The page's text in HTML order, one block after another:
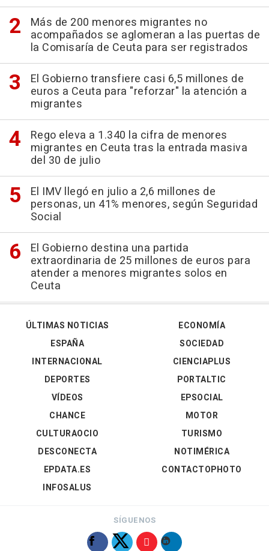
Más de 200 menores migrantes no
acompañados se aglomeran a las puertas de
la Comisaría de Ceuta para ser registrados
El Gobierno transfiere casi 6,5 millones de
euros a Ceuta para "reforzar" la atención a
migrantes
Rego eleva a 1.340 la cifra de menores
migrantes en Ceuta tras la entrada masiva
del 30 de julio
El IMV llegó en julio a 2,6 millones de
personas, un 41% menores, según Seguridad
Social
El Gobierno destina una partida
extraordinaria de 25 millones de euros para
atender a menores migrantes solos en
Ceuta
ÚLTIMAS NOTICIAS
ESPAÑA
INTERNACIONAL
DEPORTES
VÍDEOS
ECONOMÍA
SOCIEDAD
CIENCIAPLUS
PORTALTIC
EPSOCIAL
CHANCE
CULTURAOCIO
DESCONECTA
EPDATA.ES
INFOSALUS
MOTOR
TURISMO
NOTIMÉRICA
CONTACTOPHOTO
SÍGUENOS